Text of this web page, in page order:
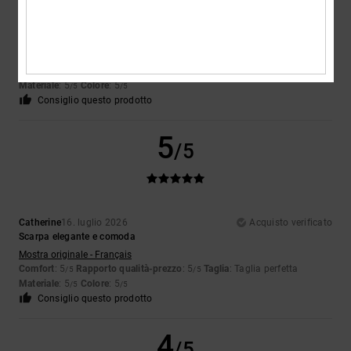
Materiale: 5/5 Colore: 5/5
Consiglio questo prodotto
5/5
Catherine16. luglio 2026
Acquisto verificato
Scarpa elegante e comoda
Mostra originale - Français
Comfort: 5/5 Rapporto qualità-prezzo : 5/5 Taglia: Taglia perfetta
Materiale: 5/5 Colore: 5/5
Consiglio questo prodotto